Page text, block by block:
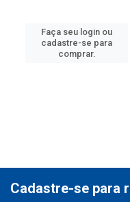
Faça seu login ou
cadastre-se para
comprar.
Cadastre-se para